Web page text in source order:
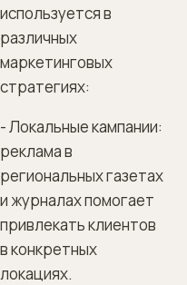
используется в
различных
маркетинговых
стратегиях:
- Локальные кампании:
реклама в
региональных газетах
и журналах помогает
привлекать клиентов
в конкретных
локациях.